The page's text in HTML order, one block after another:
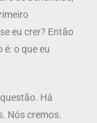
eu crer? Então
o que eu
Há
Nós cremos.